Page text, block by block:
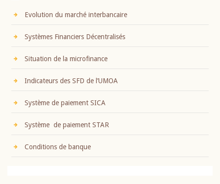
Evolution du marché interbancaire
Systèmes Financiers Décentralisés
Situation de la microfinance
Indicateurs des SFD de l’UMOA
Système de paiement SICA
Système de paiement STAR
Conditions de banque